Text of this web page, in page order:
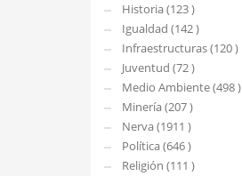
Historia (123 )
Igualdad (142 )
Infraestructuras (120 )
Juventud (72 )
Medio Ambiente (498 )
Minería (207 )
Nerva (1911 )
Política (646 )
Religión (111 )